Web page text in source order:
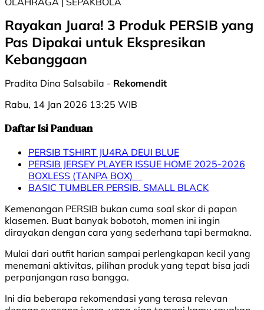
Rayakan Juara! 3 Produk PERSIB yang
Pas Dipakai untuk Ekspresikan
Kebanggaan
Pradita Dina Salsabila - Rekomendit
Rabu, 14 Jan 2026 13:25 WIB
Daftar Isi Panduan
PERSIB TSHIRT JU4RA DEUI BLUE
PERSIB JERSEY PLAYER ISSUE HOME 2025-2026
BOXLESS (TANPA BOX)
BASIC TUMBLER PERSIB. SMALL BLACK
Kemenangan PERSIB bukan cuma soal skor di papan
klasemen. Buat banyak bobotoh, momen ini ingin
dirayakan dengan cara yang sederhana tapi bermakna.
Mulai dari outfit harian sampai perlengkapan kecil yang
menemani aktivitas, pilihan produk yang tepat bisa jadi
perpanjangan rasa bangga.
Ini dia beberapa rekomendasi yang terasa relevan